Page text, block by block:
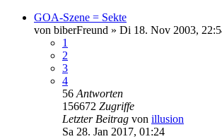
GOA-Szene = Sekte
von biberFreund » Di 18. Nov 2003,
1
2
3
4
56 Antworten
156672 Zugriffe
Letzter Beitrag von illusion
Sa 28. Jan 2017, 01:24